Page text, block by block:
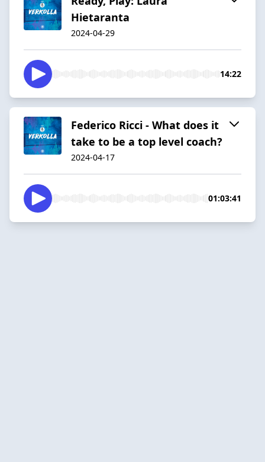
Hietaranta
2024-04-29
14:22
Federico Ricci - What does it
take to be a top level coach?
2024-04-17
01:03:41